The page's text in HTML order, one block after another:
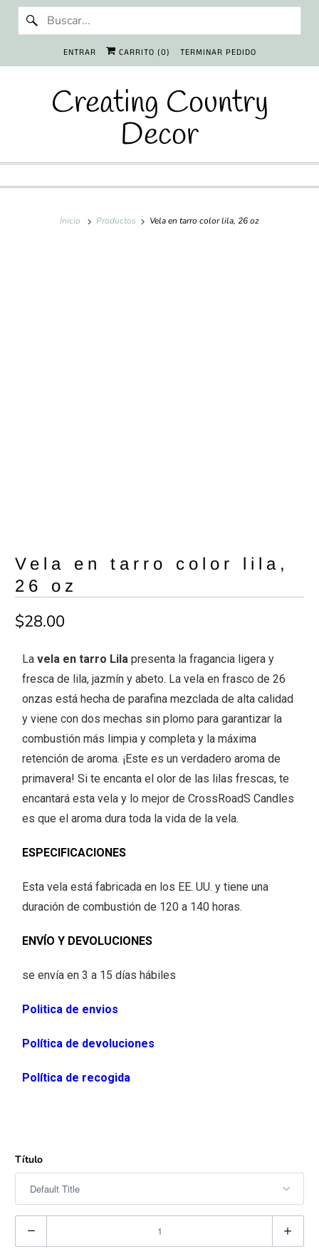
ENTRAR CARRITO (0) TERMINAR PEDIDO
Creating Country
Decor
Inicio Productos Vela en tarro color lila, 26 oz
Vela en tarro color lila,
26 oz
$28.00
Lavela en tarro Lila presenta la fragancia ligera y
fresca de lila, jazmín y abeto. La vela en frasco de 26
onzas está hecha de parafina mezclada de alta calidad
y viene con dos mechas sin plomo para garantizar la
combustión más limpia y completa y la máxima
retención de aroma. ¡Este es un verdadero aroma de
primavera! Si te encanta el olor de las lilas frescas, te
encantará esta vela y lo mejor de CrossRoadS Candles
es que el aroma dura toda la vida de la vela.
ESPECIFICACIONES
Esta vela está fabricada en los EE. UU. y tiene una
duración de combustión de 120 a 140 horas.
ENVÍO Y DEVOLUCIONES
se envía en 3 a 15 días hábiles
Politica de envios
Política de devoluciones
Política de recogida
Título
a